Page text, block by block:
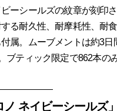
ーシールズの紋章が刻印
る耐久性、耐摩耗性、耐
属。ムーブメントは約3
ブティック限定で862本の
ノ ネイビーシールズ